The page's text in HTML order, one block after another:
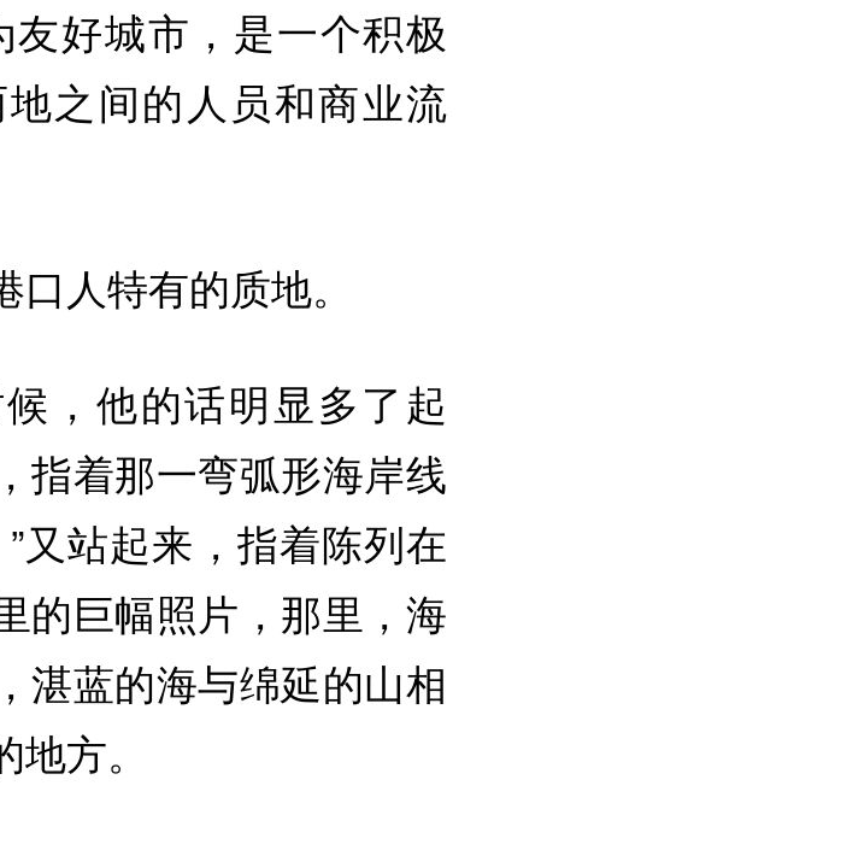
好城市，是一个积极
之间的人员和商业流
人特有的质地。
，他的话明显多了起
指着那一弯弧形海岸线
又站起来，指着陈列在
的巨幅照片，那里，海
湛蓝的海与绵延的山相
方。